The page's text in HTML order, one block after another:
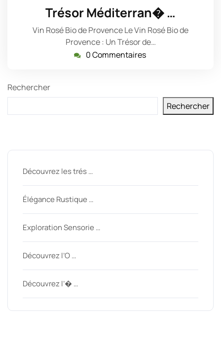
novembre
2024
Trésor Méditerran� …
Vin Rosé Bio de Provence Le Vin Rosé Bio de
Provence : Un Trésor de…
0 Commentaires
Rechercher
Rechercher
Découvrez les trés …
Élégance Rustique …
Exploration Sensorie …
Découvrez l’O …
Découvrez l’� …